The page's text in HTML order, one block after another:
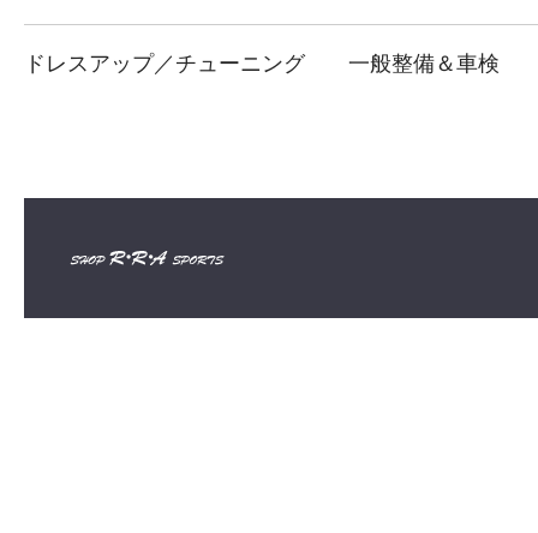
ドレスアップ／チューニング 一般整備＆車検